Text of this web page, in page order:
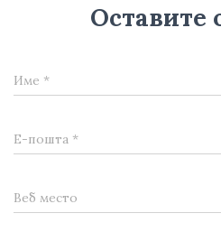
Оставите
Име *
Е-пошта *
Веб место